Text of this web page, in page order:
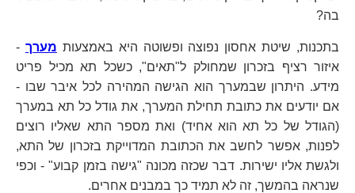
בה?
בתכנות, שיטת אחסון נפוצה ופשוטה היא באמצעות מערך -
איזור רציף בזכרון שמחולק ל"תאים", כשכל תא מכיל פריט
מידע. היתרון שבמערך הוא הגישה המהירה לכל איבר שבו -
אם יודעים את כתובת תחילת המערך, את גודל כל תא במערך
(הגודל של כל תא הוא אחיד) ואת מספר התא שאליו רוצים
לפנות, אפשר לחשב את הכתובת המדוייקת בזכרון של התא,
ולגשת אליו ישירות. דבר שכזה מכונה "גישה בזמן קבוע" - וכפי
שנראה בהמשך, זה לא תמיד כך במבנים אחרים.